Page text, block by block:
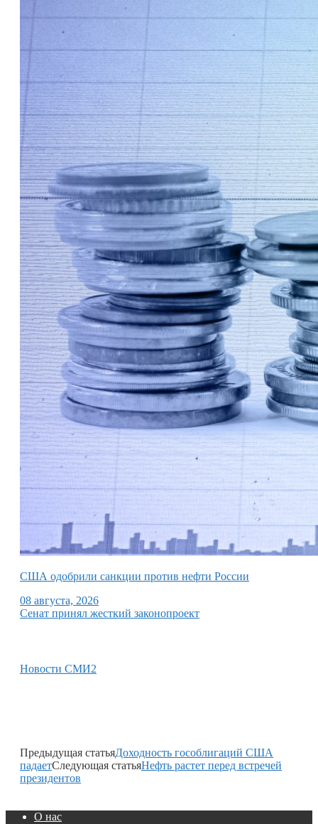
США одобрили санкции против нефти России
08 августа, 2026
Сенат принял жесткий законопроект
Новости СМИ2
Предыдущая статьяДоходность гособлигаций США
падаетСледующая статьяНефть растет перед встречей
президентов
О нас